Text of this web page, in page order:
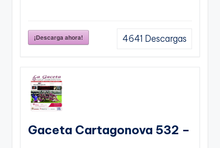
¡Descarga ahora! 4641 Descargas
Gaceta Cartagonova 532 –